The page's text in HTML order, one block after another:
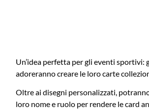
Un’idea perfetta per gli eventi sportivi:
adoreranno creare le loro carte
Oltre ai disegni personalizzati,
loro nome e ruolo per rendere le card